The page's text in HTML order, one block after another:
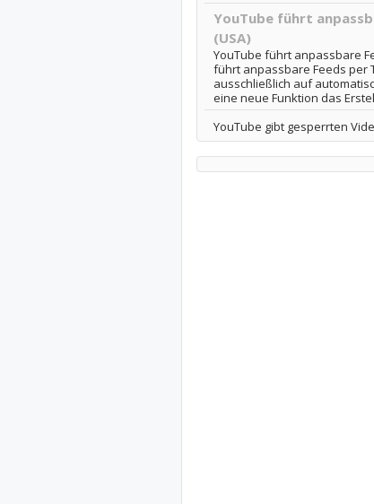
YouTube führt
(USA)
YouTube führt anpassbare
führt anpassbare Feeds per
ausschließlich auf
eine neue Funktion das
YouTube gibt gesperrten